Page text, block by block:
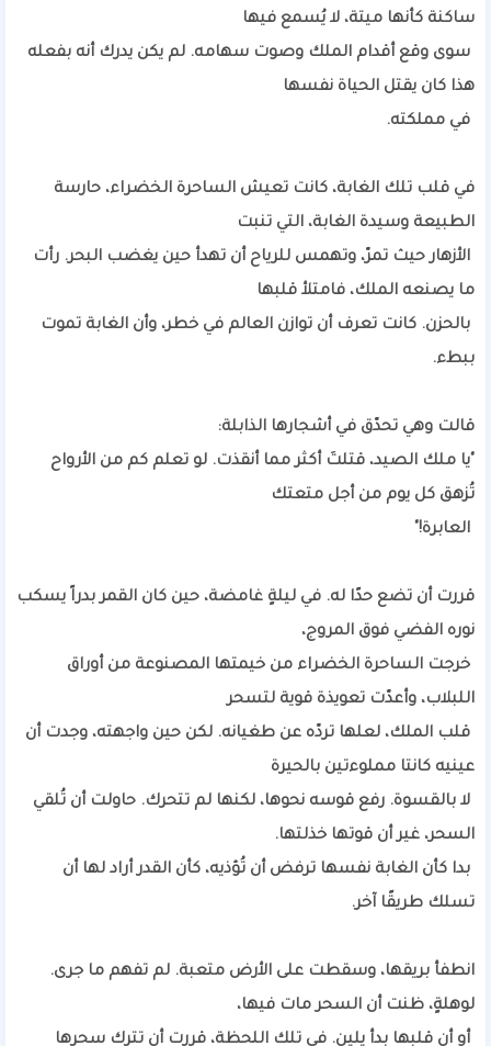
ساكنة كأنها ميتة، لا يُسمع فيها
سوى وقع أقدام الملك وصوت سهامه. لم يكن يدرك أنه بفعله
هذا كان يقتل الحياة نفسها
في مملكته.
في قلب تلك الغابة، كانت تعيش الساحرة الخضراء، حارسة
الطبيعة وسيدة الغابة، التي تنبت
الأزهار حيث تمرّ، وتهمس للرياح أن تهدأ حين يغضب البحر. رأت
ما يصنعه الملك، فامتلأ قلبها
بالحزن. كانت تعرف أن توازن العالم في خطر، وأن الغابة تموت
ببطء.
قالت وهي تحدّق في أشجارها الذابلة:
"يا ملك الصيد، قتلتَ أكثر مما أنقذت. لو تعلم كم من الأرواح
تُزهق كل يوم من أجل متعتك
العابرة!"
قررت أن تضع حدًا له. في ليلةٍ غامضة، حين كان القمر بدراً يسكب
نوره الفضي فوق المروج،
خرجت الساحرة الخضراء من خيمتها المصنوعة من أوراق
اللبلاب، وأعدّت تعويذة قوية لتسحر
قلب الملك، لعلها تردّه عن طغيانه. لكن حين واجهته، وجدت أن
عينيه كانتا مملوءتين بالحيرة
لا بالقسوة. رفع قوسه نحوها، لكنها لم تتحرك. حاولت أن تُلقي
السحر، غير أن قوتها خذلتها.
بدا كأن الغابة نفسها ترفض أن تُؤذيه، كأن القدر أراد لها أن
تسلك طريقًا آخر.
انطفأ بريقها، وسقطت على الأرض متعبة. لم تفهم ما جرى.
لوهلةٍ، ظنت أن السحر مات فيها،
أو أن قلبها بدأ يلين. في تلك اللحظة، قررت أن تترك سحرها